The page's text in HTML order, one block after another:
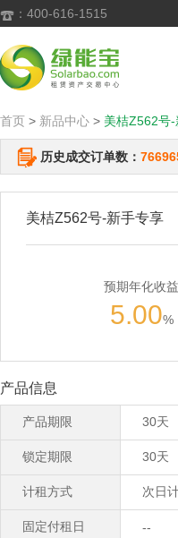
 ：400-616-1515
首页 > 新品中心 > 美桔Z562号
历史成交订单数：
美桔Z562号-新手专享
预期年化收益
5.00%
产品信息
产品期限 30天
锁定期限 30天
计租方式 次日
固定付租日 --